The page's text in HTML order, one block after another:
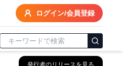
ログイン/会員登録
発行者のリリースを見る